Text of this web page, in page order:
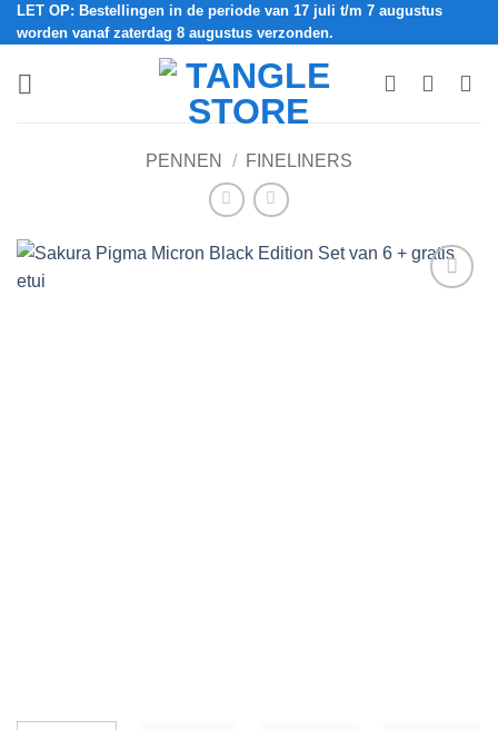
Ga
naar
LET OP: Bestellingen in de periode van 17 juli t/m 7 augustus
worden vanaf zaterdag 8 augustus verzonden.
PENNEN / FINELINERS